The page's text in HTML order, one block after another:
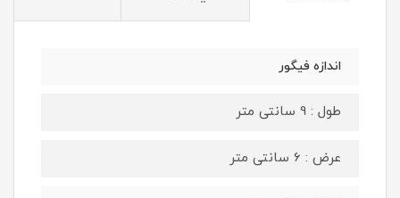
اندازه فیگور
طول : 9 سانتی متر
عرض : 6 سانتی متر